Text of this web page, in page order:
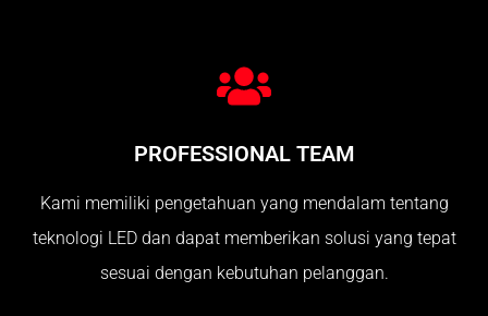
PROFESSIONAL TEAM
Kami memiliki pengetahuan yang mendalam tentang
teknologi LED dan dapat memberikan solusi yang tepat
sesuai dengan kebutuhan pelanggan.